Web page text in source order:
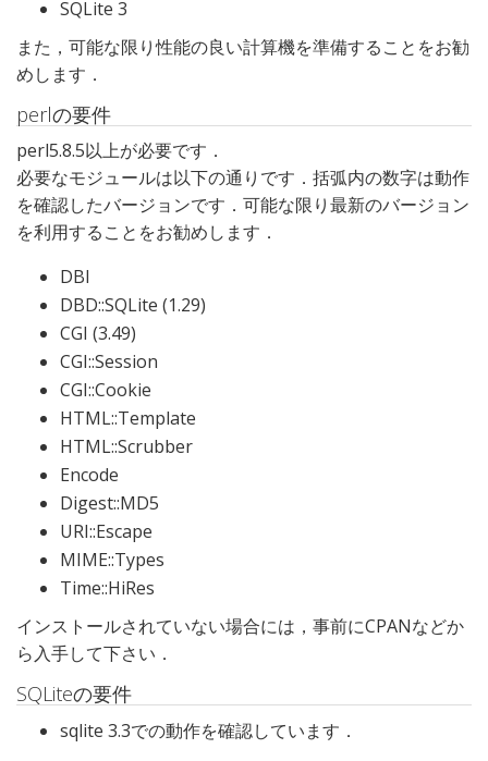
SQLite 3
また，可能な限り性能の良い計算機を準備することをお勧
めします．
perlの要件
perl5.8.5以上が必要です．
必要なモジュールは以下の通りです．括弧内の数字は動作
を確認したバージョンです．可能な限り最新のバージョン
を利用することをお勧めします．
DBI
DBD::SQLite (1.29)
CGI (3.49)
CGI::Session
CGI::Cookie
HTML::Template
HTML::Scrubber
Encode
Digest::MD5
URI::Escape
MIME::Types
Time::HiRes
インストールされていない場合には，事前にCPANなどか
ら入手して下さい．
SQLiteの要件
sqlite 3.3での動作を確認しています．